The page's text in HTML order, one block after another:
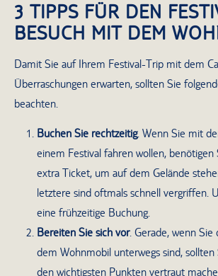
3 TIPPS FÜR DEN
BESUCH MIT DEM
Damit Sie auf Ihrem Festival-Trip mit dem
Überraschungen erwarten, sollten Sie
beachten.
Buchen Sie rechtzeitig. Wenn Sie mit
einem Festival fahren wollen, benötigen
extra Ticket, um auf dem Gelände
letztere sind oftmals schnell vergriffen.
eine frühzeitige Buchung.
Bereiten Sie sich vor. Gerade, wenn
dem Wohnmobil unterwegs sind,
den wichtigsten Punkten vertraut